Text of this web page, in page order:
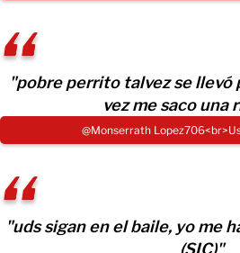
"pobre perrito talvez se llevó
vez me saco una
@Monserrath
"uds sigan en el baile, yo me
(SIC)"